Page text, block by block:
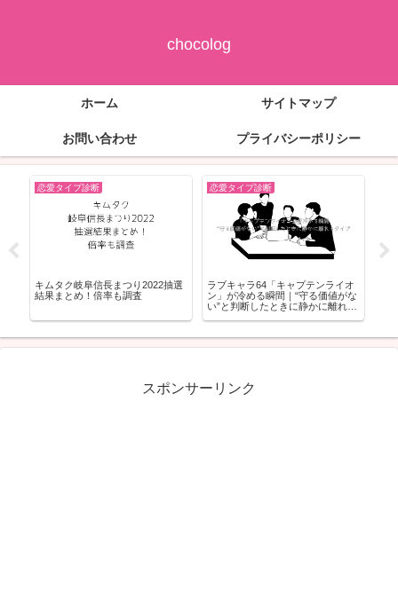
chocolog
ホーム サイトマップ
お問い合わせ プライバシーポリシー
恋愛タイプ診断
キムタク岐阜信長まつり2022抽選
結果まとめ！倍率も調査
恋愛タイプ診断
ラブキャラ64「キャプテンライオ
ン」が冷める瞬間｜“守る価値がな
い”と判断したときに静かに離れる
スポンサーリンク